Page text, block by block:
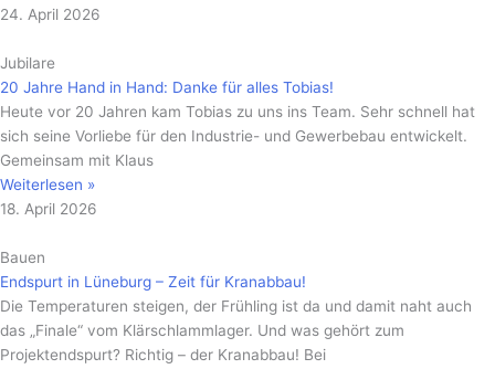
24. April 2026
Jubilare
20 Jahre Hand in Hand: Danke für alles Tobias!
Heute vor 20 Jahren kam Tobias zu uns ins Team. Sehr schnell hat
sich seine Vorliebe für den Industrie- und Gewerbebau entwickelt.
Gemeinsam mit Klaus
Weiterlesen »
18. April 2026
Bauen
Endspurt in Lüneburg – Zeit für Kranabbau!
Die Temperaturen steigen, der Frühling ist da und damit naht auch
das „Finale“ vom Klärschlammlager. Und was gehört zum
Projektendspurt? Richtig – der Kranabbau! Bei